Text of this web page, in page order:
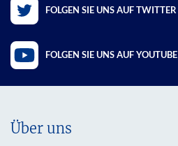
FOLGEN SIE UNS AUF TWITTER
FOLGEN SIE UNS AUF YOUTUBE
Über uns